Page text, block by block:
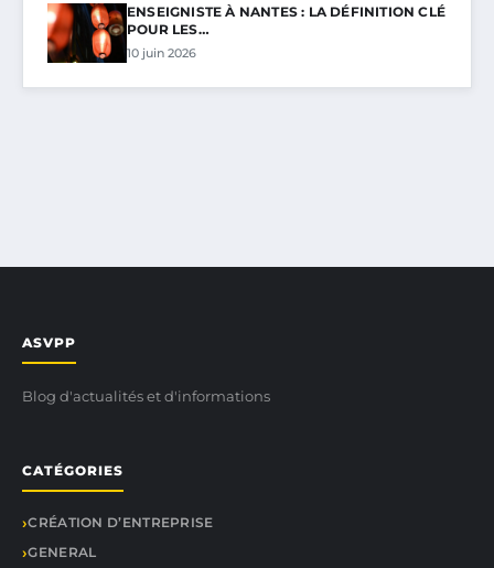
ENSEIGNISTE À NANTES : LA DÉFINITION CLÉ
POUR LES…
10 juin 2026
ASVPP
Blog d'actualités et d'informations
CATÉGORIES
CRÉATION D’ENTREPRISE
GENERAL